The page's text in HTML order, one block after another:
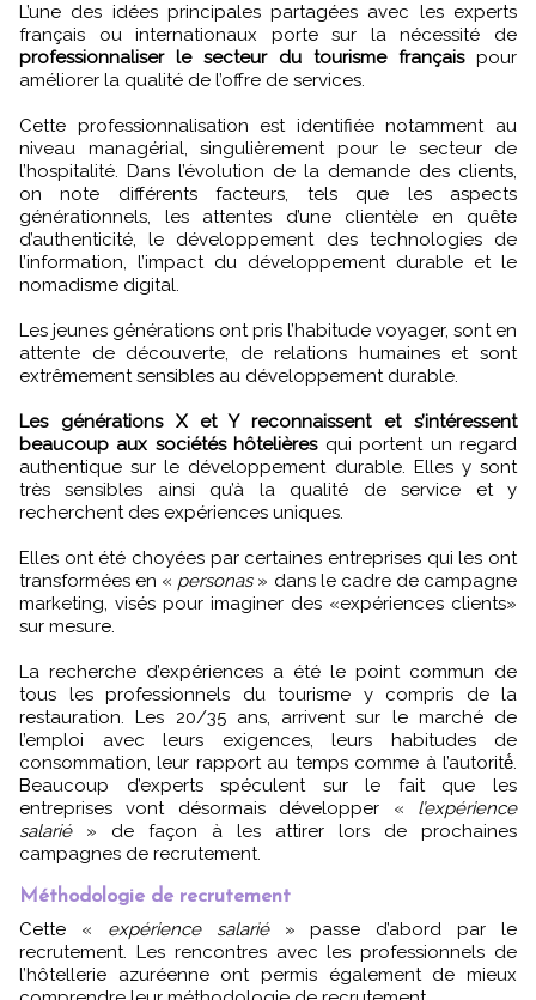
L’une des idées principales partagées avec les experts
français ou internationaux porte sur la nécessité de
professionnaliser le secteur du tourisme françaispour
améliorer la qualité de l’offre de services.
Cette professionnalisation est identifiée notamment au
niveau managérial, singulièrement pour le secteur de
l’hospitalité. Dans l’évolution de la demande des clients,
on note différents facteurs, tels que les aspects
générationnels, les attentes d’une clientèle en quête
d’authenticité, le développement des technologies de
l’information, l’impact du développement durable et le
nomadisme digital.
Les jeunes générations ont pris l’habitude voyager, sont en
attente de découverte, de relations humaines et sont
extrêmement sensibles au développement durable.
Les générations X et Y reconnaissent et s’intéressent
beaucoup aux sociétés hôtelières qui portent un regard
authentique sur le développement durable. Elles y sont
très sensibles ainsi qu’à la qualité de service et y
recherchent des expériences uniques.
Elles ont été choyées par certaines entreprises qui les ont
transformées en « personas» dans le cadre de campagne
marketing, visés pour imaginer des «expériences clients»
sur mesure.
La recherche d’expériences a été le point commun de
tous les professionnels du tourisme y compris de la
restauration. Les 20/35 ans, arrivent sur le marché de
l’emploi avec leurs exigences, leurs habitudes de
consommation, leur rapport au temps comme à l’autorité́.
Beaucoup d’experts spéculent sur le fait que les
entreprises vont désormais développer « l’expérience
salarié» de façon à les attirer lors de prochaines
campagnes de recrutement.
Méthodologie de recrutement
Cette « expérience salarié» passe d’abord par le
recrutement. Les rencontres avec les professionnels de
l’hôtellerie azuréenne ont permis également de mieux